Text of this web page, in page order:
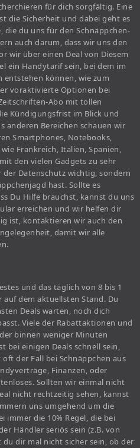
für dich sorgfältig. Eine
die Sicherheit und dabei geht es
die du uns für den Schnäppchen-
auch darum, dass wir uns den
wir über einen Deal von Diesem
ein Handytarif sein, bei dem im
entstehen können, wie zum
voraktivierte Optionen bei
Abo mit tollen
Kündigungsfrist im Blick und
anderen Bereichen schauen wir
Smartphones, Notebooks,
Frankreich, Italien, Spanien,
den vielen Gadgets zu sehr
Datenschutz wichtig, sondern
hast. Sollte es
Du Hilfe brauchst, kannst du uns
erreichen und wir helfen dir
ist, kontaktieren wir auch den
damit wir alle
und das täglich von 8 bis 1
dem aktuellsten Stand. Du
Deals warten, noch dich
Viele der Rabattaktionen und
binnen weniger Minuten
bei einigen Deals schnell sein,
der Fall bei Schnäppchen aus
Finanzen, oder
Sollten wir einmal nicht
nicht rechtzeitig sehen, kannst
uns umgehend um die
immer die 10% Regel, die bei
Händler seriös sein (z.B. von
dir mal nicht sicher sein, ob der